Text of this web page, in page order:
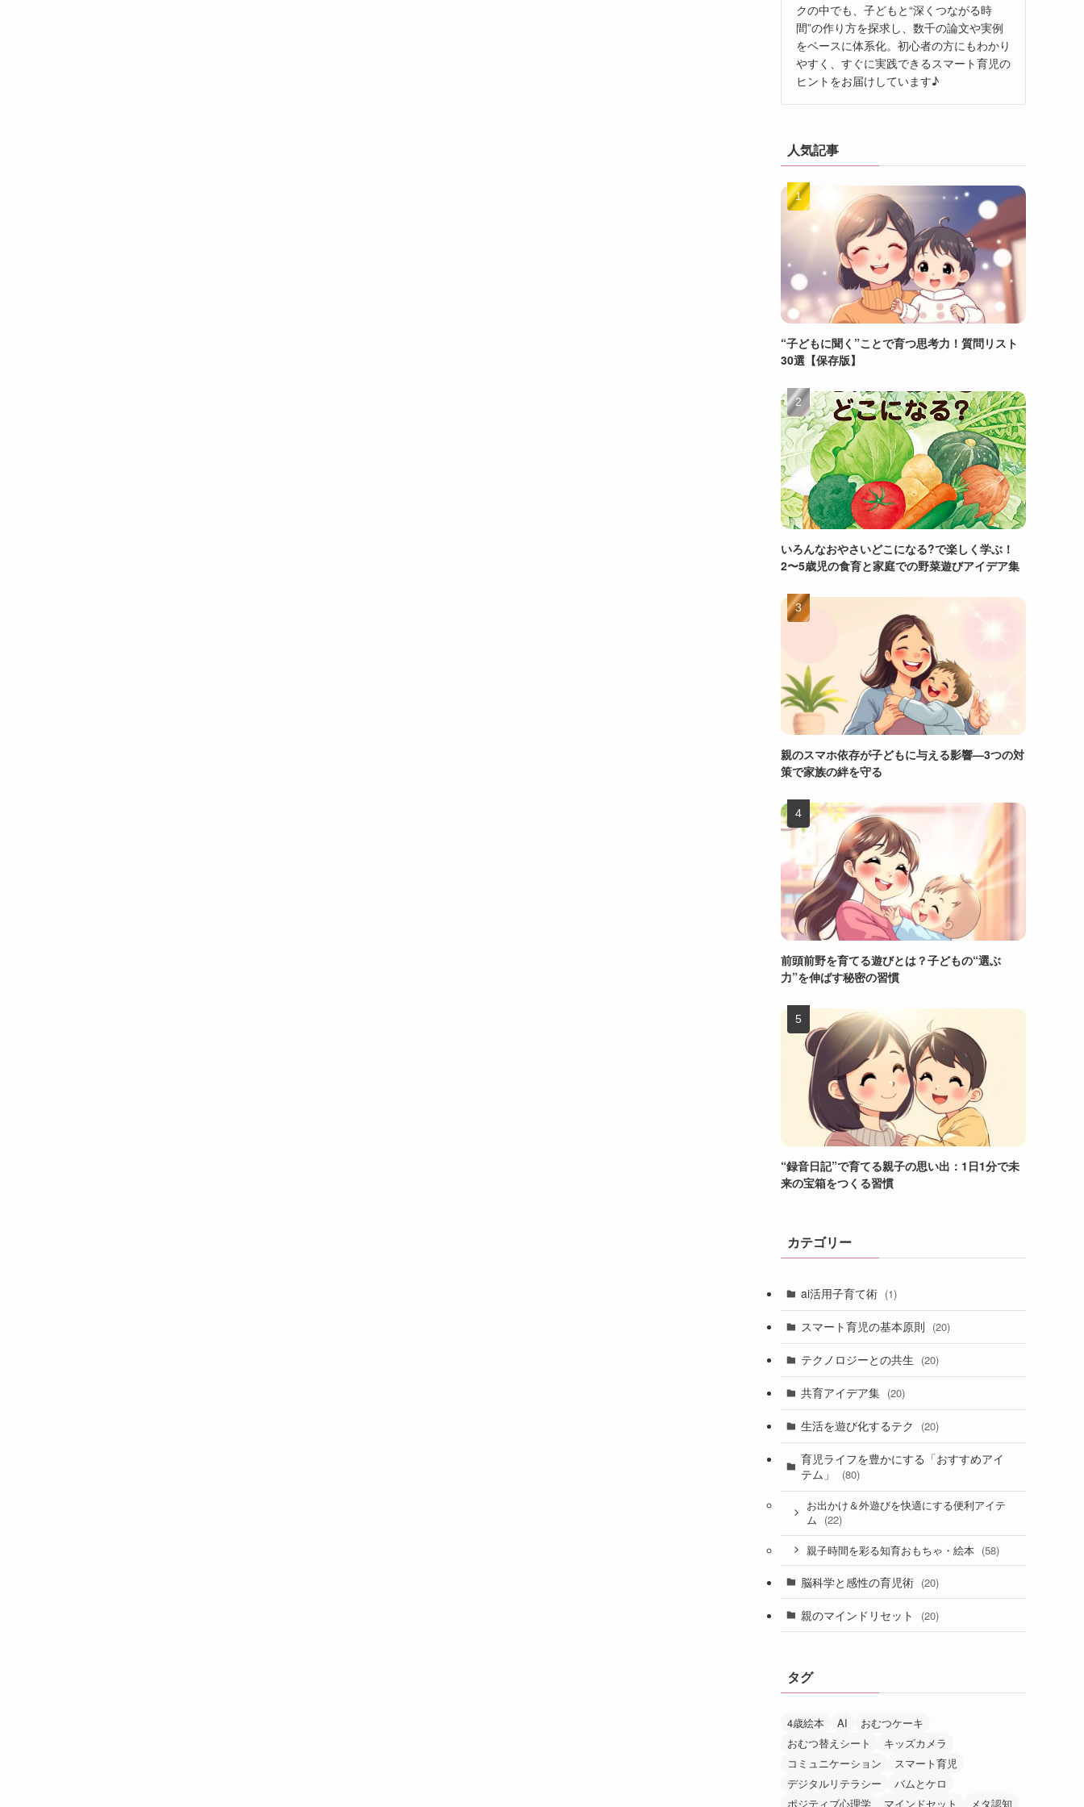
クの中でも、子どもと“深くつながる時
間”の作り方を探求し、数千の論文や実例
をベースに体系化。初心者の方にもわかり
やすく、すぐに実践できるスマート育児の
ヒントをお届けしています♪
人気記事
“子どもに聞く”ことで育つ思考力！質問リスト
30選【保存版】
いろんなおやさいどこになる?で楽しく学ぶ！
2〜5歳児の食育と家庭での野菜遊びアイデア集
親のスマホ依存が子どもに与える影響—3つの対
策で家族の絆を守る
前頭前野を育てる遊びとは？子どもの“選ぶ
力”を伸ばす秘密の習慣
“録音日記”で育てる親子の思い出：1日1分で未
来の宝箱をつくる習慣
カテゴリー
ai活用子育て術 (1)
スマート育児の基本原則 (20)
テクノロジーとの共生 (20)
共育アイデア集 (20)
生活を遊び化するテク (20)
育児ライフを豊かにする「おすすめアイ
テム」
(80)
お出かけ＆外遊びを快適にする便利アイテ
ム
(22)
親子時間を彩る知育おもちゃ・絵本 (58)
脳科学と感性の育児術 (20)
親のマインドリセット (20)
タグ
4歳絵本 AI
おむつケーキ
おむつ替えシート
キッズカメラ
コミュニケーション
スマート育児
デジタルリテラシー
バムとケロ
ポジティブ心理学
マインドセット メタ認知